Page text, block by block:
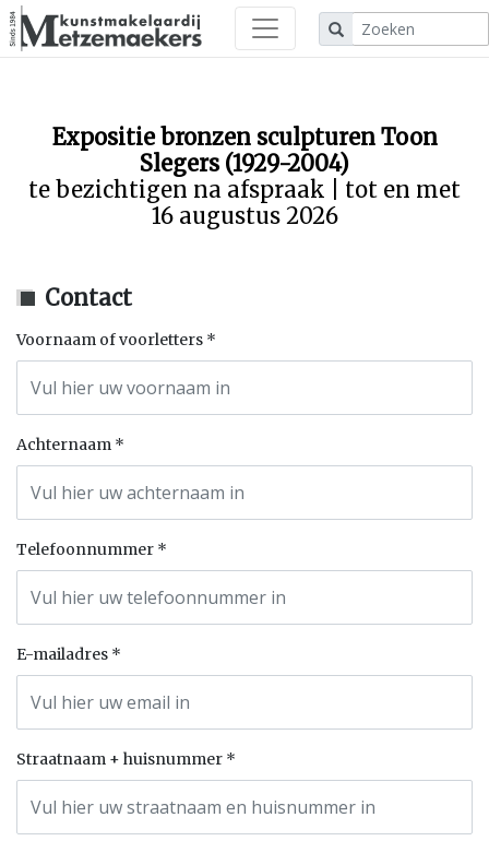
Expositie bronzen sculpturen Toon
Slegers (1929-2004)
te bezichtigen na afspraak | tot en met
16 augustus 2026
Contact
Voornaam of voorletters
Achternaam
Telefoonnummer
E-mailadres
Straatnaam + huisnummer